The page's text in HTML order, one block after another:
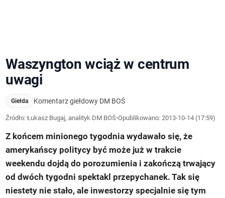
Waszyngton wciąż w centrum
uwagi
Giełda Komentarz giełdowy DM BOŚ
Źródło: Łukasz Bugaj, analityk DM BOŚ•Opublikowano:2013-10-14 (17:59)
Z końcem minionego tygodnia wydawało się, że
amerykańscy politycy być może już w trakcie
weekendu dojdą do porozumienia i zakończą trwający
od dwóch tygodni spektakl przepychanek. Tak się
niestety nie stało, ale inwestorzy specjalnie się tym